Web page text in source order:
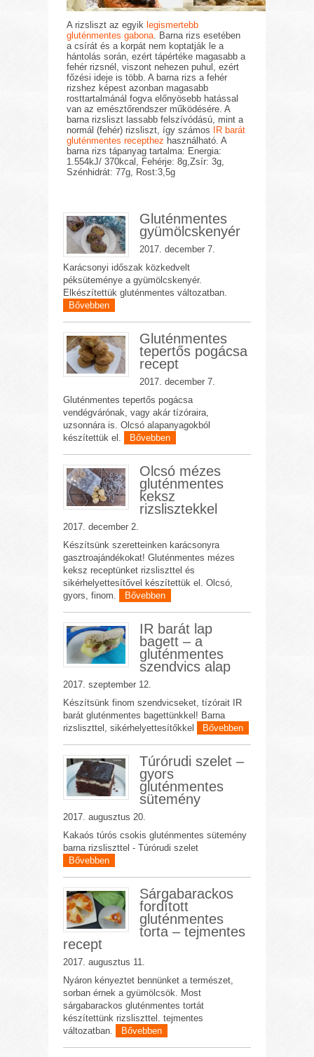
A rizsliszt az egyik legismertebb
gluténmentes gabona. Barna rizs esetében
a csírát és a korpát nem koptatják le a
hántolás során, ezért tápértéke magasabb a
fehér rizsnél, viszont nehezen puhul, ezért
főzési ideje is több. A barna rizs a fehér
rizshez képest azonban magasabb
rosttartalmánál fogva előnyösebb hatással
van az emésztőrendszer működésére. A
barna rizsliszt lassabb felszívódású, mint a
normál (fehér) rizsliszt, így számos
IR barát
gluténmentes recepthez használható. A
barna rizs tápanyag tartalma: Energia:
1.554kJ/ 370kcal, Fehérje: 8g,Zsír: 3g,
Szénhidrát: 77g, Rost:3,5g
Gluténmentes
gyümölcskenyér
2017. december 7.
Karácsonyi időszak közkedvelt
péksüteménye a gyümölcskenyér.
Elkészítettük gluténmentes változatban.
Bővebben
Gluténmentes
tepertős pogácsa
recept
2017. december 7.
Gluténmentes tepertős pogácsa
vendégvárónak, vagy akár tízóraira,
uzsonnára is. Olcsó alapanyagokból
készítettük el.
Bővebben
Olcsó mézes
gluténmentes
keksz
rizslisztekkel
2017. december 2.
Készítsünk szeretteinken karácsonyra
gasztroajándékokat! Gluténmentes mézes
keksz receptünket rizsliszttel és
sikérhelyettesítővel készítettük el. Olcsó,
gyors, finom.
Bővebben
IR barát lap
bagett – a
gluténmentes
szendvics alap
2017. szeptember 12.
Készítsünk finom szendvicseket, tízórait IR
barát gluténmentes bagettünkkel! Barna
rizsliszttel, sikérhelyettesítőkkel
Bővebben
Túrórudi szelet –
gyors
gluténmentes
sütemény
2017. augusztus 20.
Kakaós túrós csokis gluténmentes sütemény
barna rizsliszttel - Túrórudi szelet
Bővebben
Sárgabarackos
fordított
gluténmentes
torta – tejmentes
recept
2017. augusztus 11.
Nyáron kényeztet bennünket a természet,
sorban érnek a gyümölcsök. Most
sárgabarackos gluténmentes tortát
készítettünk rizsliszttel. tejmentes
változatban.
Bővebben